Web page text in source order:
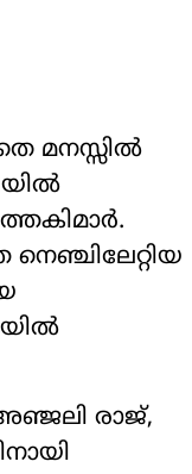
മനസ്സിൽ
രാജ്,